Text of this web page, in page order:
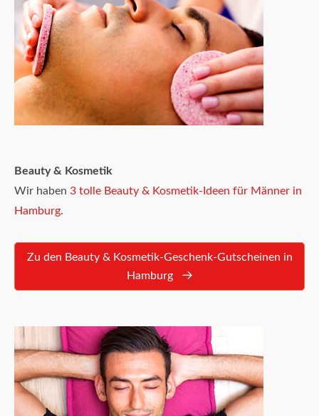
Beauty & Kosmetik
Wir haben 3 tolle Beauty & Kosmetik-Ideen für Männer in
Hamburg.
Zu den Beauty & Kosmetik-Geschenk-Gutscheinen in
Hamburg